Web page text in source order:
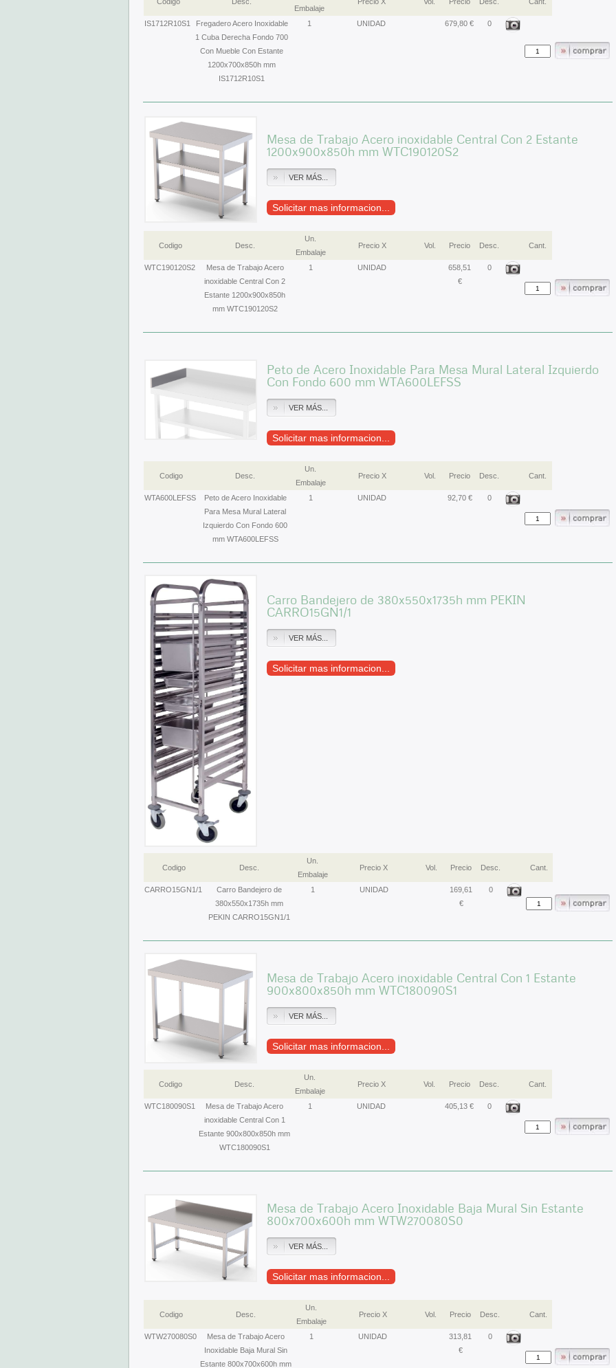
Embalaje
IS1712R10S1
Fregadero Acero Inoxidable
1 Cuba Derecha Fondo 700
Con Mueble Con Estante
1200x700x850h mm
IS1712R10S1
1 UNIDAD 679,80 € 0
Mesa de Trabajo Acero inoxidable Central Con 2 Estante
1200x900x850h mm WTC190120S2
VER MÁS...
Solicitar mas informacion...
Codigo Desc.
Un.
Embalaje
Precio X Vol. Precio Desc. Cant.
WTC190120S2
Mesa de Trabajo Acero
inoxidable Central Con 2
Estante 1200x900x850h
mm WTC190120S2
1 UNIDAD
658,51
€
0
Peto de Acero Inoxidable Para Mesa Mural Lateral Izquierdo
Con Fondo 600 mm WTA600LEFSS
VER MÁS...
Solicitar mas informacion...
Codigo Desc.
Un.
Embalaje
Precio X Vol. Precio Desc. Cant.
WTA600LEFSS
Peto de Acero Inoxidable
Para Mesa Mural Lateral
Izquierdo Con Fondo 600
mm WTA600LEFSS
1 UNIDAD 92,70 € 0
Carro Bandejero de 380x550x1735h mm PEKIN
CARRO15GN1/1
VER MÁS...
Solicitar mas informacion...
Codigo Desc.
Un.
Embalaje
Precio X Vol. Precio Desc. Cant.
CARRO15GN1/1
Carro Bandejero de
380x550x1735h mm
PEKIN CARRO15GN1/1
1 UNIDAD
169,61
€
0
Mesa de Trabajo Acero inoxidable Central Con 1 Estante
900x800x850h mm WTC180090S1
VER MÁS...
Solicitar mas informacion...
Codigo Desc.
Un.
Embalaje
Precio X Vol. Precio Desc. Cant.
WTC180090S1
Mesa de Trabajo Acero
inoxidable Central Con 1
Estante 900x800x850h mm
WTC180090S1
1 UNIDAD 405,13 € 0
Mesa de Trabajo Acero Inoxidable Baja Mural Sin Estante
800x700x600h mm WTW270080S0
VER MÁS...
Solicitar mas informacion...
Codigo Desc.
Un.
Embalaje
Precio X Vol. Precio Desc. Cant.
WTW270080S0
Mesa de Trabajo Acero
Inoxidable Baja Mural Sin
Estante 800x700x600h mm
1 UNIDAD
313,81
€
0